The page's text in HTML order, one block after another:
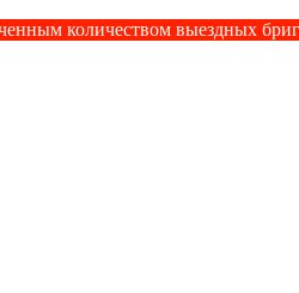
количеством выездных